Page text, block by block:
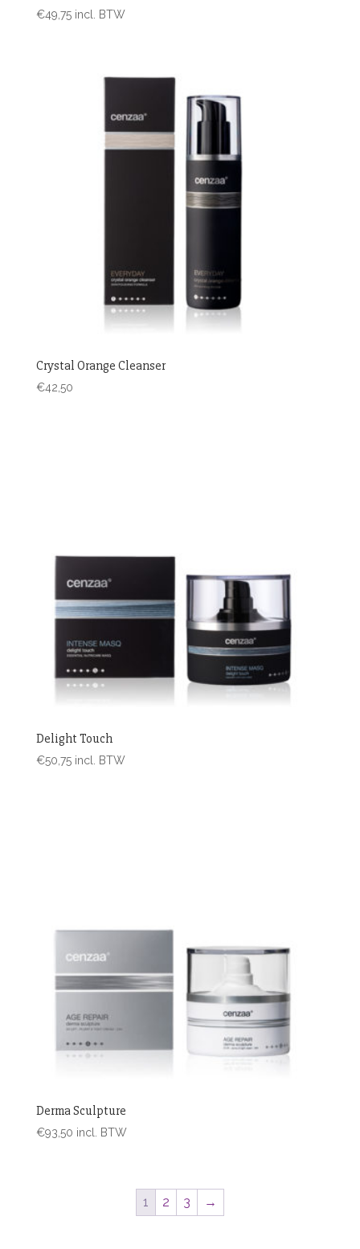
€49,75 incl. BTW
Crystal Orange Cleanser
€42,50
Delight Touch
€50,75 incl. BTW
Derma Sculpture
€93,50 incl. BTW
1 2 3 →